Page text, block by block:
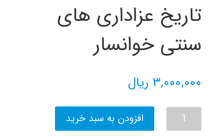
تاریخ عزاداری های
سنتی خوانسار
۳,۰۰۰,۰۰۰ ریال
تاریخ
عزاداری
افزودن به سبد خرید